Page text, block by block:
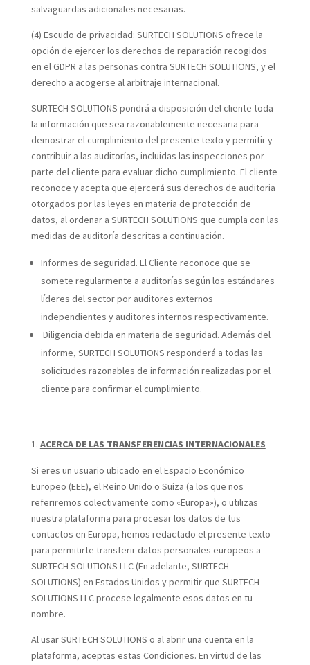
salvaguardas adicionales necesarias.
(4) Escudo de privacidad: SURTECH SOLUTIONS ofrece la
opción de ejercer los derechos de reparación recogidos
en el GDPR a las personas contra SURTECH SOLUTIONS, y el
derecho a acogerse al arbitraje internacional.
SURTECH SOLUTIONS pondrá a disposición del cliente toda
la información que sea razonablemente necesaria para
demostrar el cumplimiento del presente texto y permitir y
contribuir a las auditorías, incluidas las inspecciones por
parte del cliente para evaluar dicho cumplimiento. El cliente
reconoce y acepta que ejercerá sus derechos de auditoria
otorgados por las leyes en materia de protección de
datos, al ordenar a SURTECH SOLUTIONS que cumpla con las
medidas de auditoría descritas a continuación.
Informes de seguridad. El Cliente reconoce que se
somete regularmente a auditorías según los estándares
líderes del sector por auditores externos
independientes y auditores internos respectivamente.
Diligencia debida en materia de seguridad. Además del
informe, SURTECH SOLUTIONS responderá a todas las
solicitudes razonables de información realizadas por el
cliente para confirmar el cumplimiento.
ACERCA DE LAS TRANSFERENCIAS INTERNACIONALES
Si eres un usuario ubicado en el Espacio Económico
Europeo (EEE), el Reino Unido o Suiza (a los que nos
referiremos colectivamente como «Europa»), o utilizas
nuestra plataforma para procesar los datos de tus
contactos en Europa, hemos redactado el presente texto
para permitirte transferir datos personales europeos a
SURTECH SOLUTIONS LLC (En adelante, SURTECH
SOLUTIONS) en Estados Unidos y permitir que SURTECH
SOLUTIONS LLC procese legalmente esos datos en tu
nombre.
Al usar SURTECH SOLUTIONS o al abrir una cuenta en la
plataforma, aceptas estas Condiciones. En virtud de las